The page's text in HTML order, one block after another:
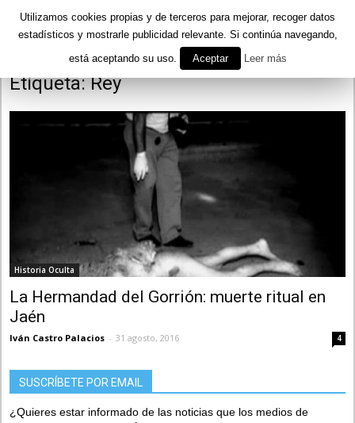
Etiquetas Rey
Etiqueta: Rey
Historia Oculta
La Hermandad del Gorrión: muerte ritual en
Jaén
Iván Castro Palacios - 31 agosto, 2016 4
SUSCRÍBETE POR EMAIL
¿Quieres estar informado de las noticias que los medios de
Utilizamos cookies propias y de terceros para mejorar, recoger datos
estadísticos y mostrarle publicidad relevante. Si continúa navegando,
está aceptando su uso.
Aceptar Leer más